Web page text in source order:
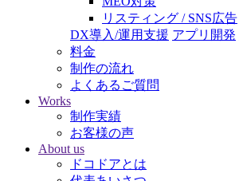
リスティング / SNS広告
DX導入/運用支援 アプリ開発
料金
制作の流れ
よくあるご質問
Works
制作実績
お客様の声
About us
ドコドアとは